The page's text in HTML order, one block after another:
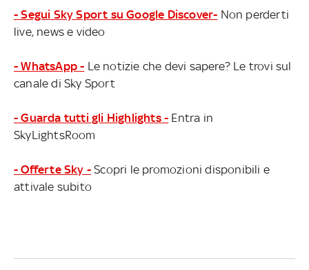
- Segui Sky Sport su Google Discover- Non perderti
live, news e video
- WhatsApp - Le notizie che devi sapere? Le trovi sul
canale di Sky Sport
- Guarda tutti gli Highlights - Entra in
SkyLightsRoom
- Offerte Sky - Scopri le promozioni disponibili e
attivale subito